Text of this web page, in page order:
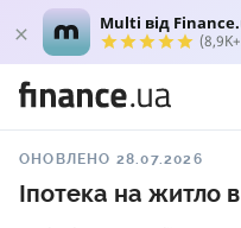
Multi від
ОНОВЛЕНО 28.07.2026
Іпотека на житло в